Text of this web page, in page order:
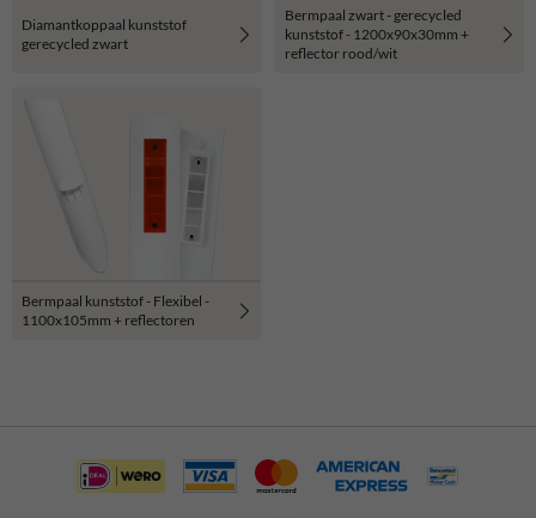
Diamantkoppaal kunststof
gerecycled zwart
Bermpaal zwart - gerecycled
kunststof - 1200x90x30mm +
reflector rood/wit
Bermpaal kunststof - Flexibel -
1100x105mm + reflectoren